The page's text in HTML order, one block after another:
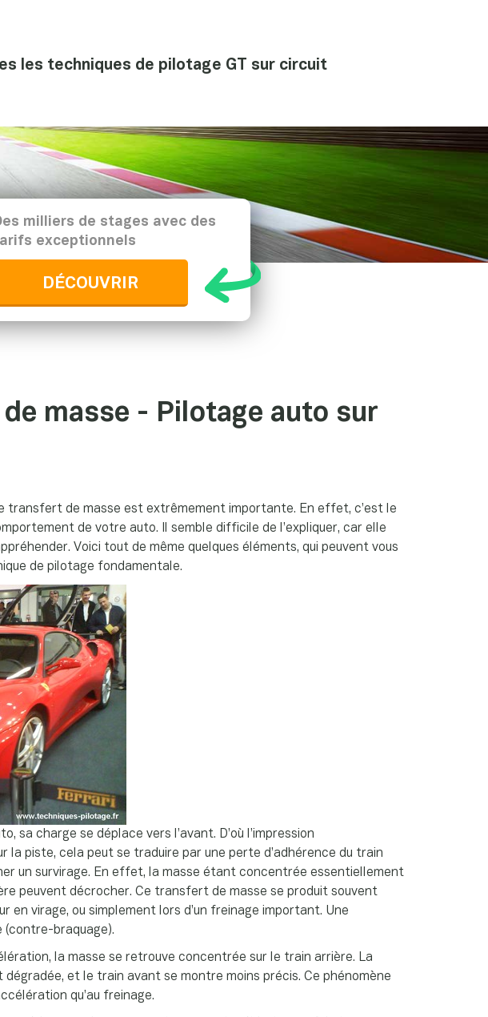
les techniques de pilotage GT sur circuit
milliers de stages avec des
exceptionnels
DÉCOUVRIR
masse - Pilotage auto sur
transfert de masse est extrêmement importante. En effet, c’est le
de votre auto. Il semble difficile de l’expliquer, car elle
Voici tout de même quelques éléments, qui peuvent vous
de pilotage fondamentale.
sa charge se déplace vers l’avant. D’où l’impression
la piste, cela peut se traduire par une perte d’adhérence du train
un survirage. En effet, la masse étant concentrée essentiellement
peuvent décrocher. Ce transfert de masse se produit souvent
en virage, ou simplement lors d’un freinage important. Une
braquage).
la masse se retrouve concentrée sur le train arrière. La
et le train avant se montre moins précis. Ce phénomène
qu’au freinage.